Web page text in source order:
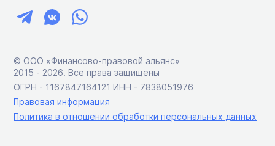
© ООО «Финансово-правовой альянс»
2015 ‑ 2026. Все права защищены
ОГРН - 1167847164121 ИНН - 7838051976
Правовая информация
Политика в отношении обработки персональных данных